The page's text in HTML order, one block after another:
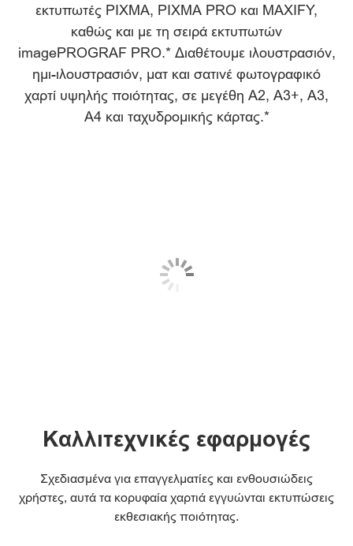
ΔΗΜΙΟΥΡΓΙΚΕΣ ΕΡΓΑΣΙΕΣ
εκτυπωτές PIXMA, PIXMA PRO και MAXIFY,
καθώς και με τη σειρά εκτυπωτών
imagePROGRAF PRO.* Διαθέτουμε ιλουστρασιόν,
ημι-ιλουστρασιόν, ματ και σατινέ φωτογραφικό
χαρτί υψηλής ποιότητας, σε μεγέθη A2, A3+, A3,
A4 και ταχυδρομικής κάρτας.*
Καλλιτεχνικές εφαρμογές
Σχεδιασμένα για επαγγελματίες και ενθουσιώδεις
χρήστες, αυτά τα κορυφαία χαρτιά εγγυώνται εκτυπώσεις
εκθεσιακής ποιότητας.